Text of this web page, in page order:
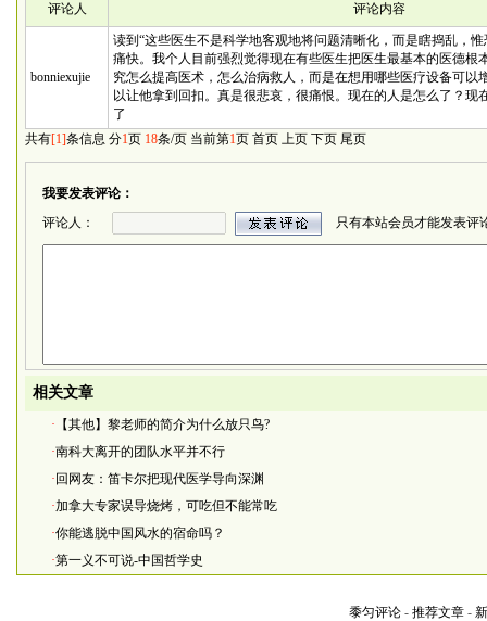
评论人 评论内容
bonniexujie
读到“这些医生不是科学地客观地将问题清晰化，而是瞎捣乱，
痛快。我个人目前强烈觉得现在有些医生把医生最基本的医德根
究怎么提高医术，怎么治病救人，而是在想用哪些医疗设备可以
以让他拿到回扣。真是很悲哀，很痛恨。现在的人是怎么了？现
了
共有[1]条信息 分1页 18条/页 当前第1页 首页 上页 下页 尾页
我要发表评论：
评论人：
只有本站会员才能发表评
相关文章
· 【其他】黎老师的简介为什么放只鸟?
·南科大离开的团队水平并不行
· 回网友：笛卡尔把现代医学导向深渊
·加拿大专家误导烧烤，可吃但不能常吃
·你能逃脱中国风水的宿命吗？
·第一义不可说-中国哲学史
黍匀评论 - 推荐文章 -